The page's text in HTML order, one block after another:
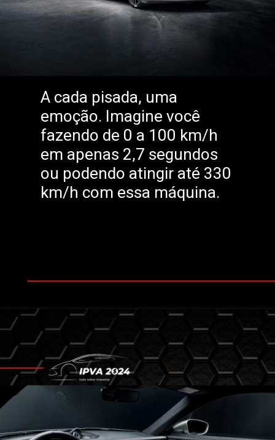
A cada pisada, uma
emoção. Imagine você
fazendo de 0 a 100 km/h
em apenas 2,7 segundos
ou podendo atingir até 330
km/h com essa máquina.